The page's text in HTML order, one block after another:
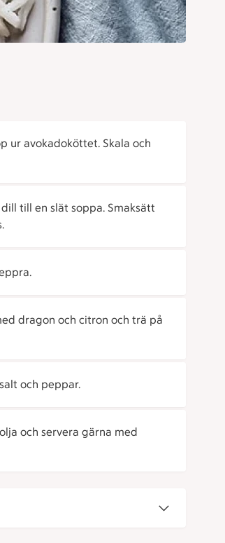
ur avokadoköttet. Skala och
till en slät soppa. Smaksätt
dragon och citron och trä på
och peppar.
och servera gärna med